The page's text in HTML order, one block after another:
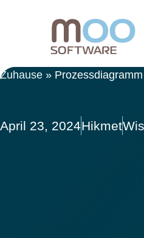
Zuhause »
April 23, 2024Hikmet